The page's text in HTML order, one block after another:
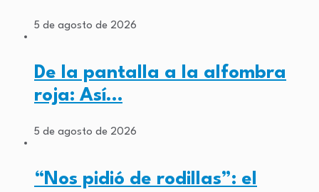
5 de agosto de 2026
De la pantalla a la alfombra
roja: Así…
5 de agosto de 2026
“Nos pidió de rodillas”: el